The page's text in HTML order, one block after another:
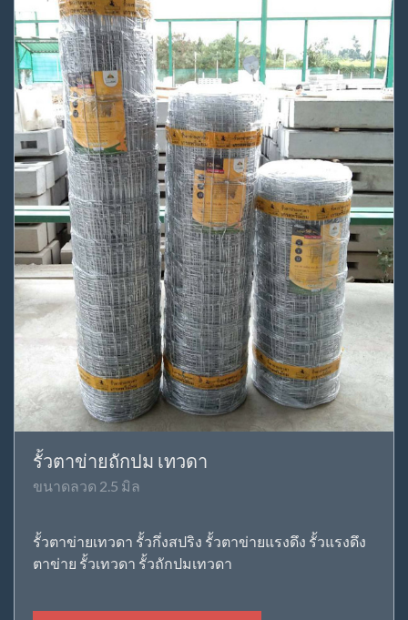
รั้วตาข่ายถักปม เทวดา
ขนาดลวด 2.5 มิล
รั้วตาข่ายเทวดา รั้วกึ่งสปริง รั้วตาข่ายแรงดึง รั้วแรงดึง
ตาข่าย รั้วเทวดา รั้วถักปมเทวดา